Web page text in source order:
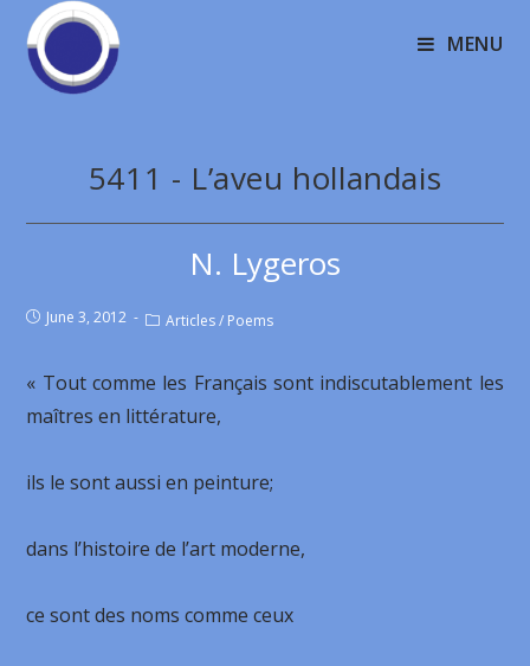
MENU
5411 - L’aveu hollandais
N. Lygeros
June 3, 2012 Articles / Poems
« Tout comme les Français sont indiscutablement les
maîtres en littérature,
ils le sont aussi en peinture;
dans l’histoire de l’art moderne,
ce sont des noms comme ceux